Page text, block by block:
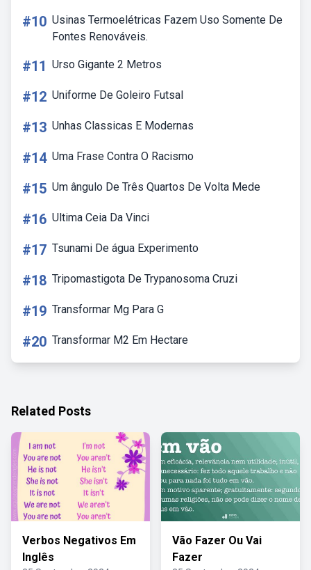
#10 Usinas Termoelétricas Fazem Uso Somente De
Fontes Renováveis.
#11 Urso Gigante 2 Metros
#12 Uniforme De Goleiro Futsal
#13 Unhas Classicas E Modernas
#14 Uma Frase Contra O Racismo
#15 Um ângulo De Três Quartos De Volta Mede
#16 Ultima Ceia Da Vinci
#17 Tsunami De água Experimento
#18 Tripomastigota De Trypanosoma Cruzi
#19 Transformar Mg Para G
#20 Transformar M2 Em Hectare
Related Posts
Verbos Negativos Em
Inglês
Vão Fazer Ou Vai
Fazer